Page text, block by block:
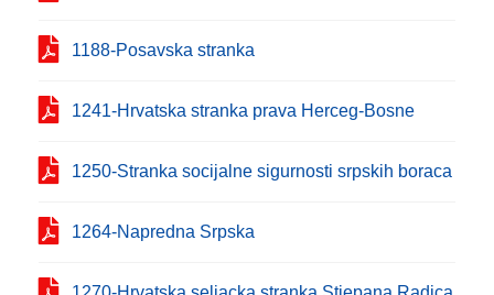
1188-Posavska stranka
1241-Hrvatska stranka prava Herceg-Bosne
1250-Stranka socijalne sigurnosti srpskih boraca
1264-Napredna Srpska